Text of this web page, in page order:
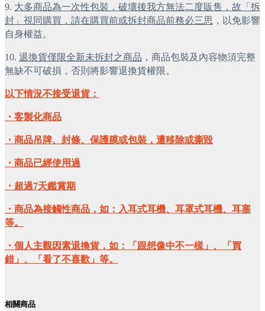
9. 大多商品為一次性包裝，破壞後我方無法二度販售，故「拆
封」視同購買，請在購買前或拆封商品前務必三思 ，以免影響
自身權益。
10. 退換貨僅限全新未拆封之商品 ，商品包裝及內容物須完整
無缺不可破損，否則將影響退換貨權限。
以下情況不接受退貨：
・客製化商品
・商品吊牌、封條、保護膜或包裝，遭移除或撕毀
・商品已經使用過
・超過7天鑑賞期
・商品為接觸性商品，如：入耳式耳機、耳罩式耳機、耳塞
等。
・個人主觀因素退換貨，如：「跟想像中不一樣」、「買
錯」、「看了不喜歡」等。
相關商品